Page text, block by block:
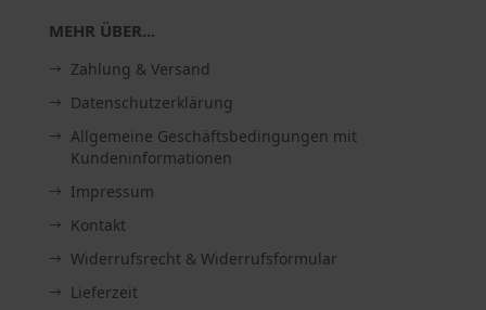
MEHR ÜBER...
Zahlung & Versand
Datenschutzerklärung
Allgemeine Geschäftsbedingungen mit
Kundeninformationen
Impressum
Kontakt
Widerrufsrecht & Widerrufsformular
Lieferzeit